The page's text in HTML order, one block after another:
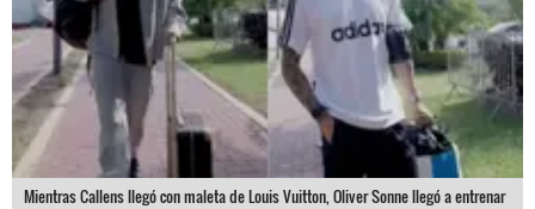
Mientras Callens llegó con maleta de Louis Vuitton, Oliver Sonne llegó a entrenar